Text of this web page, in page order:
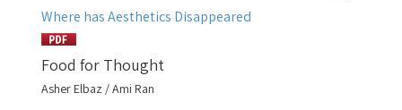
Where has Aesthetics Disappeared
Food for Thought
Asher Elbaz / Ami Ran